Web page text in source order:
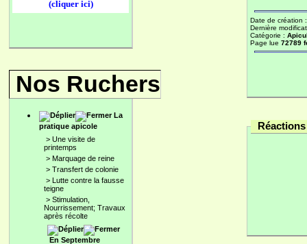
(cliquer ici)
Nos Ruchers
La
pratique apicole
> Une visite de
printemps
> Marquage de reine
> Transfert de colonie
> Lutte contre la fausse
teigne
> Stimulation,
Nourrissement; Travaux
après récolte
En Septembre
Date de création
Dernière
Catégorie :
Page lue 72789